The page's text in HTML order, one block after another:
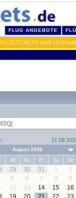
FLUG ANGEBOTE
VON LGW
August 2026
Mi Do Fr Sa So
29 30 31 1
2
5 6 7 8
9
12 13 14 15
16
19 20 21 22
23